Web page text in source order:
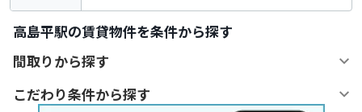
高島平駅の賃貸物件を条件から探す
間取りから探す
こだわり条件から探す